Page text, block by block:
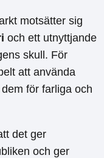
motsätter sig
och ett utnyttjande
skull. För
att använda
för farliga och
det ger
och ger